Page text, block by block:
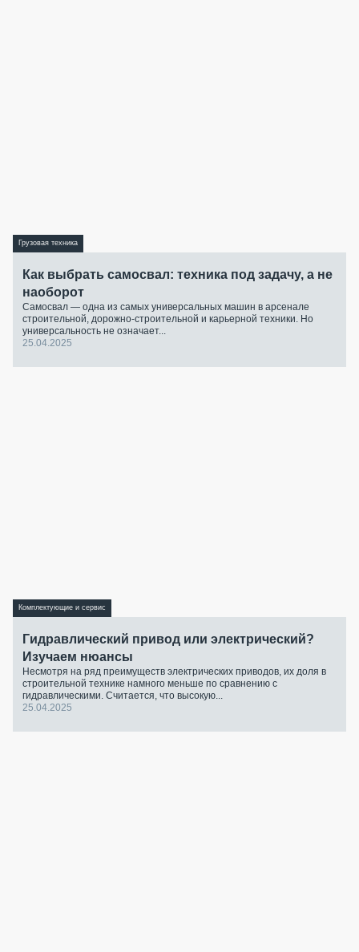
Грузовая техника
Как выбрать самосвал: техника под задачу, а не
наоборот
Самосвал — одна из самых универсальных машин в арсенале
строительной, дорожно-строительной и карьерной техники. Но
универсальность не означает...
25.04.2025
Комплектующие и сервис
Гидравлический привод или электрический?
Изучаем нюансы
Несмотря на ряд преимуществ электрических приводов, их доля в
строительной технике намного меньше по сравнению с
гидравлическими. Считается, что высокую...
25.04.2025